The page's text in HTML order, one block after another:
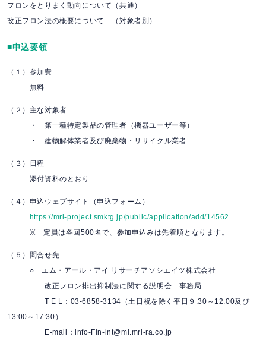
フロンをとりまく動向について（共通）
改正フロン法の概要について （対象者別）
■申込要領
（１）参加費
無料
（２）主な対象者
・ 第一種特定製品の管理者（機器ユーザー等）
・ 建物解体業者及び廃棄物・リサイクル業者
（３）日程
添付資料のとおり
（４）申込ウェブサイト（申込フォーム）
https://mri-project.smktg.jp/public/application/add/14562
※ 定員は各回500名で、参加申込みは先着順となります。
（５）問合せ先
○ エム・アール・アイ リサーチアソシエイツ株式会社
改正フロン排出抑制法に関する説明会 事務局
T E L：03-6858-3134（土日祝を除く平日９:30～12:00及び
13:00～17:30）
E-mail：info-Fln-int@ml.mri-ra.co.jp